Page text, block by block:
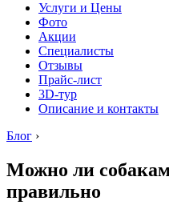
Услуги и Цены
Фото
Акции
Специалисты
Отзывы
Прайс-лист
3D-тур
Описание и контакты
Блог ›
Можно ли
правильно